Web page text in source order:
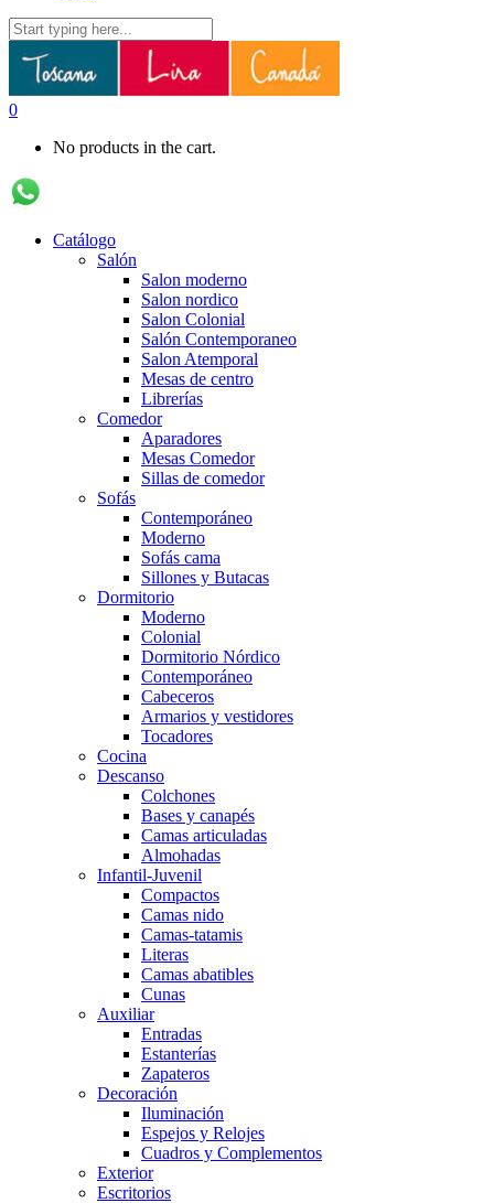
0
No products in the cart.
Catálogo
Salón
Salon moderno
Salon nordico
Salon Colonial
Salón Contemporaneo
Salon Atemporal
Mesas de centro
Librerías
Comedor
Aparadores
Mesas Comedor
Sillas de comedor
Sofás
Contemporáneo
Moderno
Sofás cama
Sillones y Butacas
Dormitorio
Moderno
Colonial
Dormitorio Nórdico
Contemporáneo
Cabeceros
Armarios y vestidores
Tocadores
Cocina
Descanso
Colchones
Bases y canapés
Camas articuladas
Almohadas
Infantil-Juvenil
Compactos
Camas nido
Camas-tatamis
Literas
Camas abatibles
Cunas
Auxiliar
Entradas
Estanterías
Zapateros
Decoración
Iluminación
Espejos y Relojes
Cuadros y Complementos
Exterior
Escritorios